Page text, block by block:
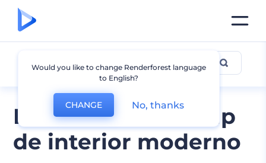
Diseños de mockup
de interior moderno
Interior
Would you like to change Renderforest language
to English?
CHANGE No, thanks